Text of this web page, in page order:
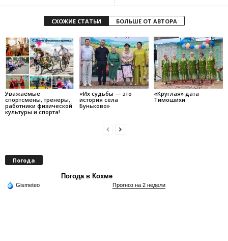
СХОЖИЕ СТАТЬИ БОЛЬШЕ ОТ АВТОРА
Уважаемые
спортсмены, тренеры,
работники физической
культуры и спорта!
«Их судьбы — это
история села
Буньково»
«Круглая» дата
Тимошихи
Погода
Погода в Кохме
Gismeteo Прогноз на 2 недели